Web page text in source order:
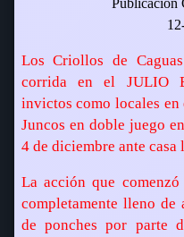
Publicación
Los Criollos de
corrida en el JULIO
invictos como locales en
Juncos en doble juego
4 de diciembre ante casa
La acción que
completamente lleno de
de ponches por parte